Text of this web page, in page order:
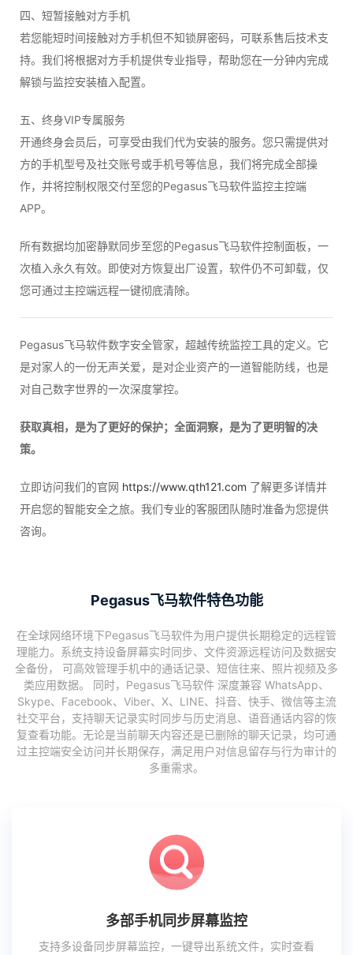
四、短暂接触对方手机
若您能短时间接触对方手机但不知锁屏密码，可联系售后技术支
持。我们将根据对方手机提供专业指导，帮助您在一分钟内完成
解锁与监控安装植入配置。
五、终身VIP专属服务
开通终身会员后，可享受由我们代为安装的服务。您只需提供对
方的手机型号及社交账号或手机号等信息，我们将完成全部操
作，并将控制权限交付至您的Pegasus飞马软件监控主控端
APP。
所有数据均加密静默同步至您的Pegasus飞马软件控制面板，一
次植入永久有效。即使对方恢复出厂设置，软件仍不可卸载，仅
您可通过主控端远程一键彻底清除。
Pegasus飞马软件数字安全管家，超越传统监控工具的定义。它
是对家人的一份无声关爱，是对企业资产的一道智能防线，也是
对自己数字世界的一次深度掌控。
获取真相，是为了更好的保护；全面洞察，是为了更明智的决
策。
立即访问我们的官网 https://www.qth121.com 了解更多详情并
开启您的智能安全之旅。我们专业的客服团队随时准备为您提供
咨询。
Pegasus飞马软件特色功能
在全球网络环境下Pegasus飞马软件为用户提供长期稳定的远程管
理能力。系统支持设备屏幕实时同步、文件资源远程访问及数据安
全备份， 可高效管理手机中的通话记录、短信往来、照片视频及多
类应用数据。 同时，Pegasus飞马软件 深度兼容 WhatsApp、
Skype、Facebook、Viber、X、LINE、抖音、快手、微信等主流
社交平台，支持聊天记录实时同步与历史消息、语音通话内容的恢
复查看功能。无论是当前聊天内容还是已删除的聊天记录，均可通
过主控端安全访问并长期保存，满足用户对信息留存与行为审计的
多重需求。
多部手机同步屏幕监控
支持多设备同步屏幕监控，一键导出系统文件，实时查看